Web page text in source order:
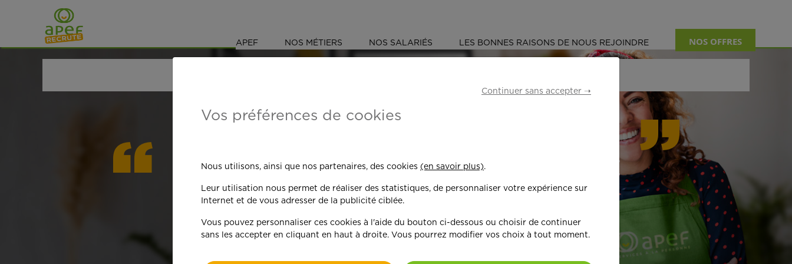
Navigation
Saut au contenu
APEF NOS MÉTIERS NOS SALARIÉS LES BONNES RAISONS DE NOUS REJOINDRE NOS OFFRES
On est toujours plus performant
quand on y met du cœur !
Continuer sans accepter ➝
Vos préférences de cookies
Nous utilisons, ainsi que nos partenaires, des cookies (en savoir plus).
Leur utilisation nous permet de réaliser des statistiques, de personnaliser votre expérience sur
Internet et de vous adresser de la publicité ciblée.
Vous pouvez personnaliser ces cookies à l'aide du bouton ci-dessous ou choisir de continuer
sans les accepter en cliquant en haut à droite. Vous pourrez modifier vos choix à tout moment.